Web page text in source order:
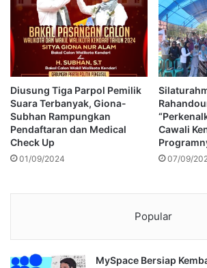
Diusung Tiga Parpol Pemilik
Suara Terbanyak, Giona-
Subhan Rampungkan
Pendaftaran dan Medical
Check Up
01/09/2024
Cawali
07/09/
Popular
MySpace Bersiap